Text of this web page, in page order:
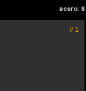
всего: 8
# 1